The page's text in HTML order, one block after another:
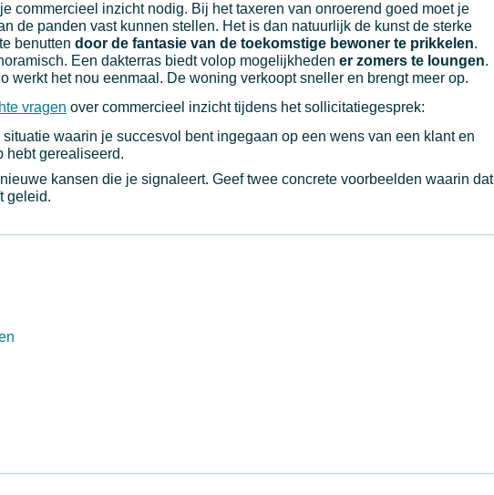
commercieel inzicht nodig. Bij het taxeren van onroerend goed moet je
de panden vast kunnen stellen. Het is dan natuurlijk de kunst de sterke
benutten door de fantasie van de toekomstige bewoner te prikkelen.
Een dakterras biedt volop mogelijkheden er zomers te loungen.
werkt het nou eenmaal. De woning verkoopt sneller en brengt meer op.
vragen over commercieel inzicht tijdens het sollicitatiegesprek:
waarin je succesvol bent ingegaan op een wens van een klant en
hebt gerealiseerd.
kansen die je signaleert. Geef twee concrete voorbeelden waarin dat
geleid.